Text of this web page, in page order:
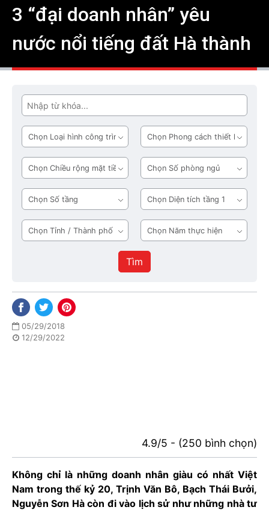
3 “đại doanh nhân” yêu
nước nổi tiếng đất Hà thành
Tìm
Loại
hình
công
trình
Phong
cách
thiết
kế
Chiều
rộng
mặt
tiền
Số
phòng
ngủ
Số
tầng
Diện
tích
tầng
1
Tỉnh
/
Năm
thực
hiện
Tìm
05/29/2018
12/29/2022
4.9/5 - (250 bình chọn)
Không chỉ là những doanh nhân giàu có nhất Việt
Nam trong thế kỷ 20, Trịnh Văn Bô, Bạch Thái Bưởi,
Nguyễn Sơn Hà còn đi vào lịch sử như những nhà tư